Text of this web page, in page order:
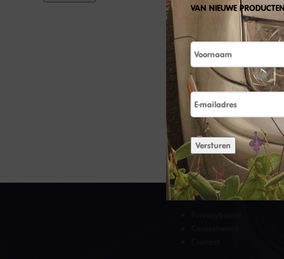
VAN NIEUWE
Naam
E-
mailadres
Versturen
HANDIGE LINKS